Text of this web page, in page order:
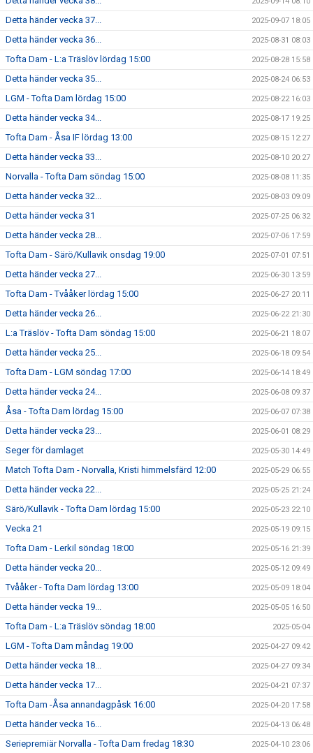
Detta händer vecka 37... 2025-09-07 18:05
Detta händer vecka 36... 2025-08-31 08:03
Tofta Dam - L:a Träslöv lördag 15:00 2025-08-28 15:58
Detta händer vecka 35... 2025-08-24 06:53
LGM - Tofta Dam lördag 15:00 2025-08-22 16:03
Detta händer vecka 34... 2025-08-17 19:25
Tofta Dam - Åsa IF lördag 13:00 2025-08-15 12:27
Detta händer vecka 33... 2025-08-10 20:27
Norvalla - Tofta Dam söndag 15:00 2025-08-08 11:35
Detta händer vecka 32... 2025-08-03 09:09
Detta händer vecka 31 2025-07-25 06:32
Detta händer vecka 28... 2025-07-06 17:59
Tofta Dam - Särö/Kullavik onsdag 19:00 2025-07-01 07:51
Detta händer vecka 27... 2025-06-30 13:59
Tofta Dam - Tvååker lördag 15:00 2025-06-27 20:11
Detta händer vecka 26... 2025-06-22 21:30
L:a Träslöv - Tofta Dam söndag 15:00 2025-06-21 18:07
Detta händer vecka 25... 2025-06-18 09:54
Tofta Dam - LGM söndag 17:00 2025-06-14 18:49
Detta händer vecka 24... 2025-06-08 09:37
Åsa - Tofta Dam lördag 15:00 2025-06-07 07:38
Detta händer vecka 23... 2025-06-01 08:29
Seger för damlaget 2025-05-30 14:49
Match Tofta Dam - Norvalla, Kristi himmelsfärd 12:00 2025-05-29 06:55
Detta händer vecka 22... 2025-05-25 21:24
Särö/Kullavik - Tofta Dam lördag 15:00 2025-05-23 22:10
Vecka 21 2025-05-19 09:15
Tofta Dam - Lerkil söndag 18:00 2025-05-16 21:39
Detta händer vecka 20... 2025-05-12 09:49
Tvååker - Tofta Dam lördag 13:00 2025-05-09 18:04
Detta händer vecka 19... 2025-05-05 16:50
Tofta Dam - L:a Träslöv söndag 18:00 2025-05-04
LGM - Tofta Dam måndag 19:00 2025-04-27 09:42
Detta händer vecka 18... 2025-04-27 09:34
Detta händer vecka 17... 2025-04-21 07:37
Tofta Dam -Åsa annandagpåsk 16:00 2025-04-20 17:58
Detta händer vecka 16... 2025-04-13 06:48
Seriepremiär Norvalla - Tofta Dam fredag 18:30 2025-04-10 23:06